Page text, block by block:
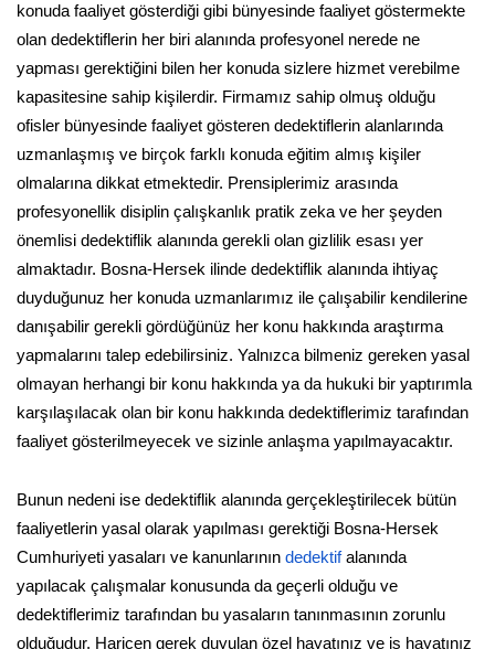
konuda faaliyet gösterdiği gibi bünyesinde faaliyet göstermekte
olan dedektiflerin her biri alanında profesyonel nerede ne
yapması gerektiğini bilen her konuda sizlere hizmet verebilme
kapasitesine sahip kişilerdir. Firmamız sahip olmuş olduğu
ofisler bünyesinde faaliyet gösteren dedektiflerin alanlarında
uzmanlaşmış ve birçok farklı konuda eğitim almış kişiler
olmalarına dikkat etmektedir. Prensiplerimiz arasında
profesyonellik disiplin çalışkanlık pratik zeka ve her şeyden
önemlisi dedektiflik alanında gerekli olan gizlilik esası yer
almaktadır. Bosna-Hersek ilinde dedektiflik alanında ihtiyaç
duyduğunuz her konuda uzmanlarımız ile çalışabilir kendilerine
danışabilir gerekli gördüğünüz her konu hakkında araştırma
yapmalarını talep edebilirsiniz. Yalnızca bilmeniz gereken yasal
olmayan herhangi bir konu hakkında ya da hukuki bir yaptırımla
karşılaşılacak olan bir konu hakkında dedektiflerimiz tarafından
faaliyet gösterilmeyecek ve sizinle anlaşma yapılmayacaktır.
Bunun nedeni ise dedektiflik alanında gerçekleştirilecek bütün
faaliyetlerin yasal olarak yapılması gerektiği Bosna-Hersek
Cumhuriyeti yasaları ve kanunlarının dedektifalanında
yapılacak çalışmalar konusunda da geçerli olduğu ve
dedektiflerimiz tarafından bu yasaların tanınmasının zorunlu
olduğudur. Haricen gerek duyulan özel hayatınız ve iş hayatınız